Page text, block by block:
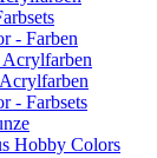
- Farben
- Farbsets
Hobby Colors